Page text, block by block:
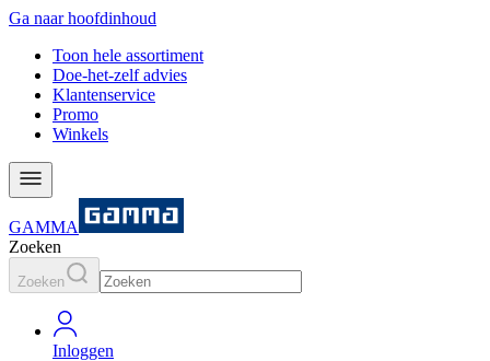
Ga naar hoofdinhoud
Toon hele assortiment
Doe-het-zelf advies
Klantenservice
Promo
Winkels
GAMMA
Zoeken
Zoeken
Inloggen